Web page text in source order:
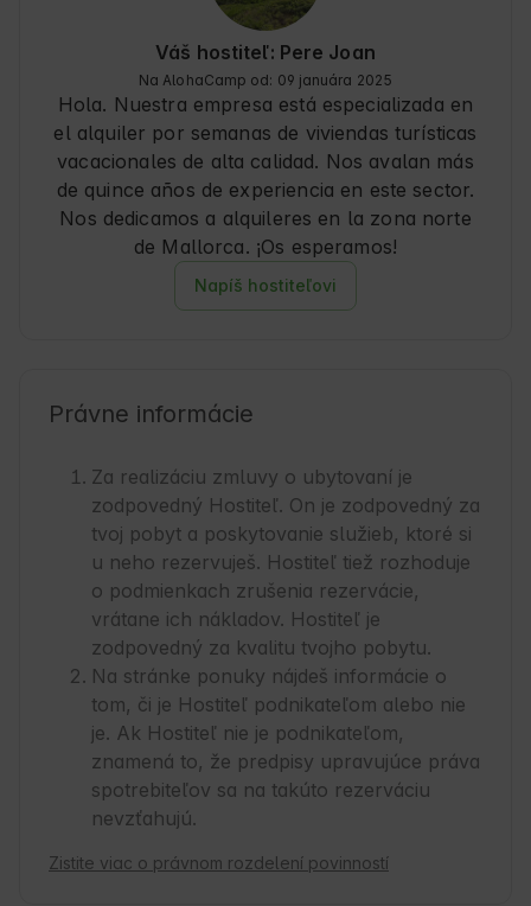
locales que facilitan una estancia cómoda y
auténtica. 🌿Váš hostiteľ: Pere Joan
Na AlohaCamp od: 09 januára 2025
Hola. Nuestra empresa está especializada en
el alquiler por semanas de viviendas turísticas
vacacionales de alta calidad. Nos avalan más
de quince años de experiencia en este sector.
Nos dedicamos a alquileres en la zona norte
de Mallorca. ¡Os esperamos!
Napíš hostiteľovi
Právne informácie
Za realizáciu zmluvy o ubytovaní je
zodpovedný Hostiteľ. On je zodpovedný za
tvoj pobyt a poskytovanie služieb, ktoré si
u neho rezervuješ. Hostiteľ tiež rozhoduje
o podmienkach zrušenia rezervácie,
vrátane ich nákladov. Hostiteľ je
zodpovedný za kvalitu tvojho pobytu.
Na stránke ponuky nájdeš informácie o
tom, či je Hostiteľ podnikateľom alebo nie
je. Ak Hostiteľ nie je podnikateľom,
znamená to, že predpisy upravujúce práva
spotrebiteľov sa na takúto rezerváciu
nevzťahujú.
Zistite viac o právnom rozdelení povinností